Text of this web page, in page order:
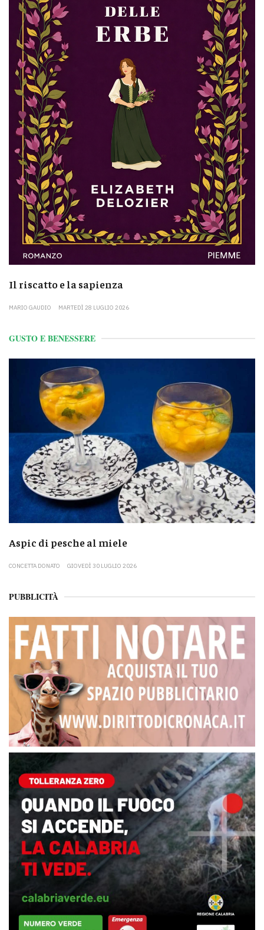
Il riscatto e la sapienza
MARIO GAUDIO MARTEDÌ 28 LUGLIO 2026
GUSTO E BENESSERE
Aspic di pesche al miele
CONCETTA DONATO GIOVEDÌ 30 LUGLIO 2026
PUBBLICITÀ